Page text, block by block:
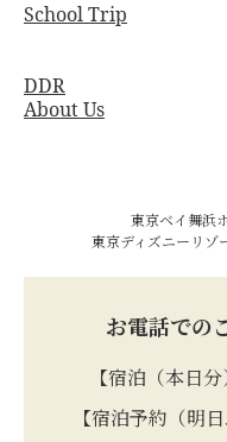
School Trip
DDR
About Us
東京ベイ舞浜
東京ディズニーリゾ
お電話での
【宿泊（本日
【宿泊予約（明